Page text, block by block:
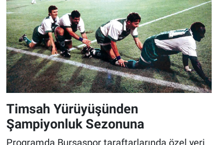
Timsah Yürüyüşünden
Şampiyonluk Sezonuna
Programda Bursaspor taraftarlarında özel yeri